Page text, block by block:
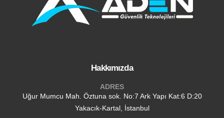
Hakkımızda
ADRES
Uğur Mumcu Mah. Öztuna sok. No:7 Ark Yapı Kat:6 D:20
Yakacık-Kartal, İstanbul